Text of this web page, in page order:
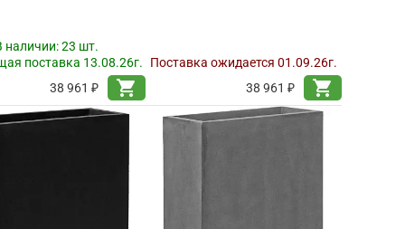
наличии:23 шт.
поставка 13.08.26г.
38 961 ₽
shopping_cart
Поставка ожидается 01.09.26г.
38 961 ₽
shopping_cart